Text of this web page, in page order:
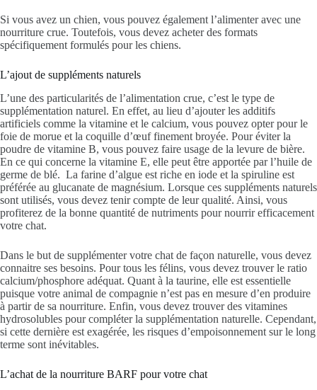
Si vous avez un chien, vous pouvez également l’alimenter avec une
nourriture crue. Toutefois, vous devez acheter des formats
spécifiquement formulés pour les chiens.
L’ajout de suppléments naturels
L’une des particularités de l’alimentation crue, c’est le type de
supplémentation naturel. En effet, au lieu d’ajouter les additifs
artificiels comme la vitamine et le calcium, vous pouvez opter pour le
foie de morue et la coquille d’œuf finement broyée. Pour éviter la
poudre de vitamine B, vous pouvez faire usage de la levure de bière.
En ce qui concerne la vitamine E, elle peut être apportée par l’huile de
germe de blé. La farine d’algue est riche en iode et la spiruline est
préférée au glucanate de magnésium. Lorsque ces suppléments naturels
sont utilisés, vous devez tenir compte de leur qualité. Ainsi, vous
profiterez de la bonne quantité de nutriments pour nourrir efficacement
votre chat.
Dans le but de supplémenter votre chat de façon naturelle, vous devez
connaitre ses besoins. Pour tous les félins, vous devez trouver le ratio
calcium/phosphore adéquat. Quant à la taurine, elle est essentielle
puisque votre animal de compagnie n’est pas en mesure d’en produire
à partir de sa nourriture. Enfin, vous devez trouver des vitamines
hydrosolubles pour compléter la supplémentation naturelle. Cependant,
si cette dernière est exagérée, les risques d’empoisonnement sur le long
terme sont inévitables.
L’achat de la nourriture BARF pour votre chat